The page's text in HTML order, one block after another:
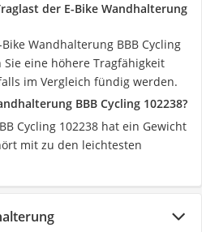
der E-Bike Wandhalterung
Wandhalterung BBB Cycling
Sie eine höhere Tragfähigkeit
im Vergleich fündig werden.
BBB Cycling 102238?
Cycling 102238 hat ein Gewicht
mit zu den leichtesten